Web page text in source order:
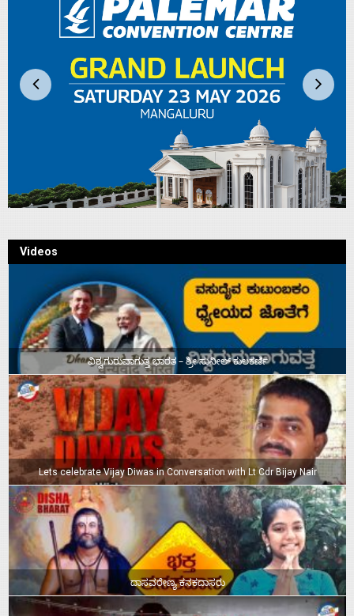
Videos
ವಿಶ್ವಗುರುವಾಗುತ್ತ ಭಾರತ – ಶ್ರೀ ಸುನೀಲ್‌ ಕುಲಕರ್ಣಿ
Lets celebrate Vijay Diwas in Conversation with Lt Cdr Bijay Nair
ದಾಸವರೇಣ್ಯ ಕನಕದಾಸರು